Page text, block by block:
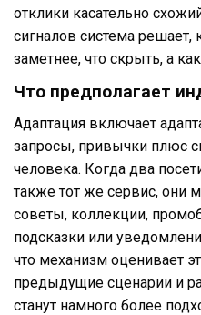
отклики касательно
сигналов система решает,
заметнее, что скрыть, а
Что предполагает
Адаптация включает
запросы, привычки плюс
человека. Когда два
также тот же сервис, они
советы, коллекции,
подсказки или
что механизм оценивает
предыдущие сценарии и
станут намного более